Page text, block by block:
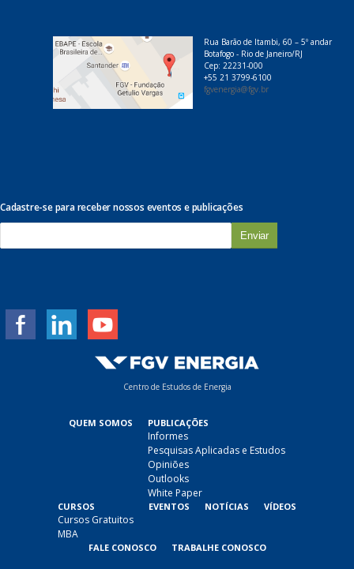
Rua Barão de Itambi, 60 – 5º andar
Botafogo - Rio de Janeiro/RJ
Cep: 22231-000
+55 21 3799-6100
fgvenergia@fgv.br
Cadastre-se para receber nossos eventos e publicações
m
Centro de Estudos de Energia
QUEM SOMOS PUBLICAÇÕES
Informes
Pesquisas Aplicadas e Estudos
Opiniões
Outlooks
White Paper
CURSOS
Cursos Gratuitos
MBA
EVENTOS NOTÍCIAS VÍDEOS
FALE CONOSCO TRABALHE CONOSCO